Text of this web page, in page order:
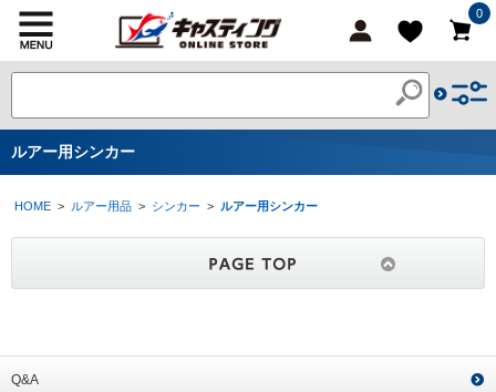
0
ルアー用シンカー
HOME > ルアー用品 > シンカー > ルアー用シンカー
Q&A